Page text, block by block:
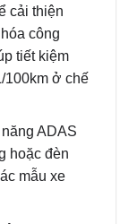
cải thiện
công
tiết kiệm
100km ở chế
ADAS
hoặc đèn
mẫu xe